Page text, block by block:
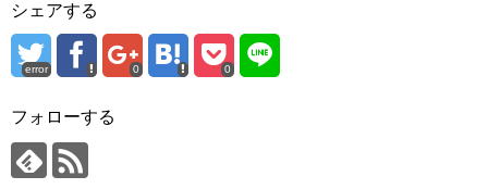
シェアする
error 0 0
フォローする